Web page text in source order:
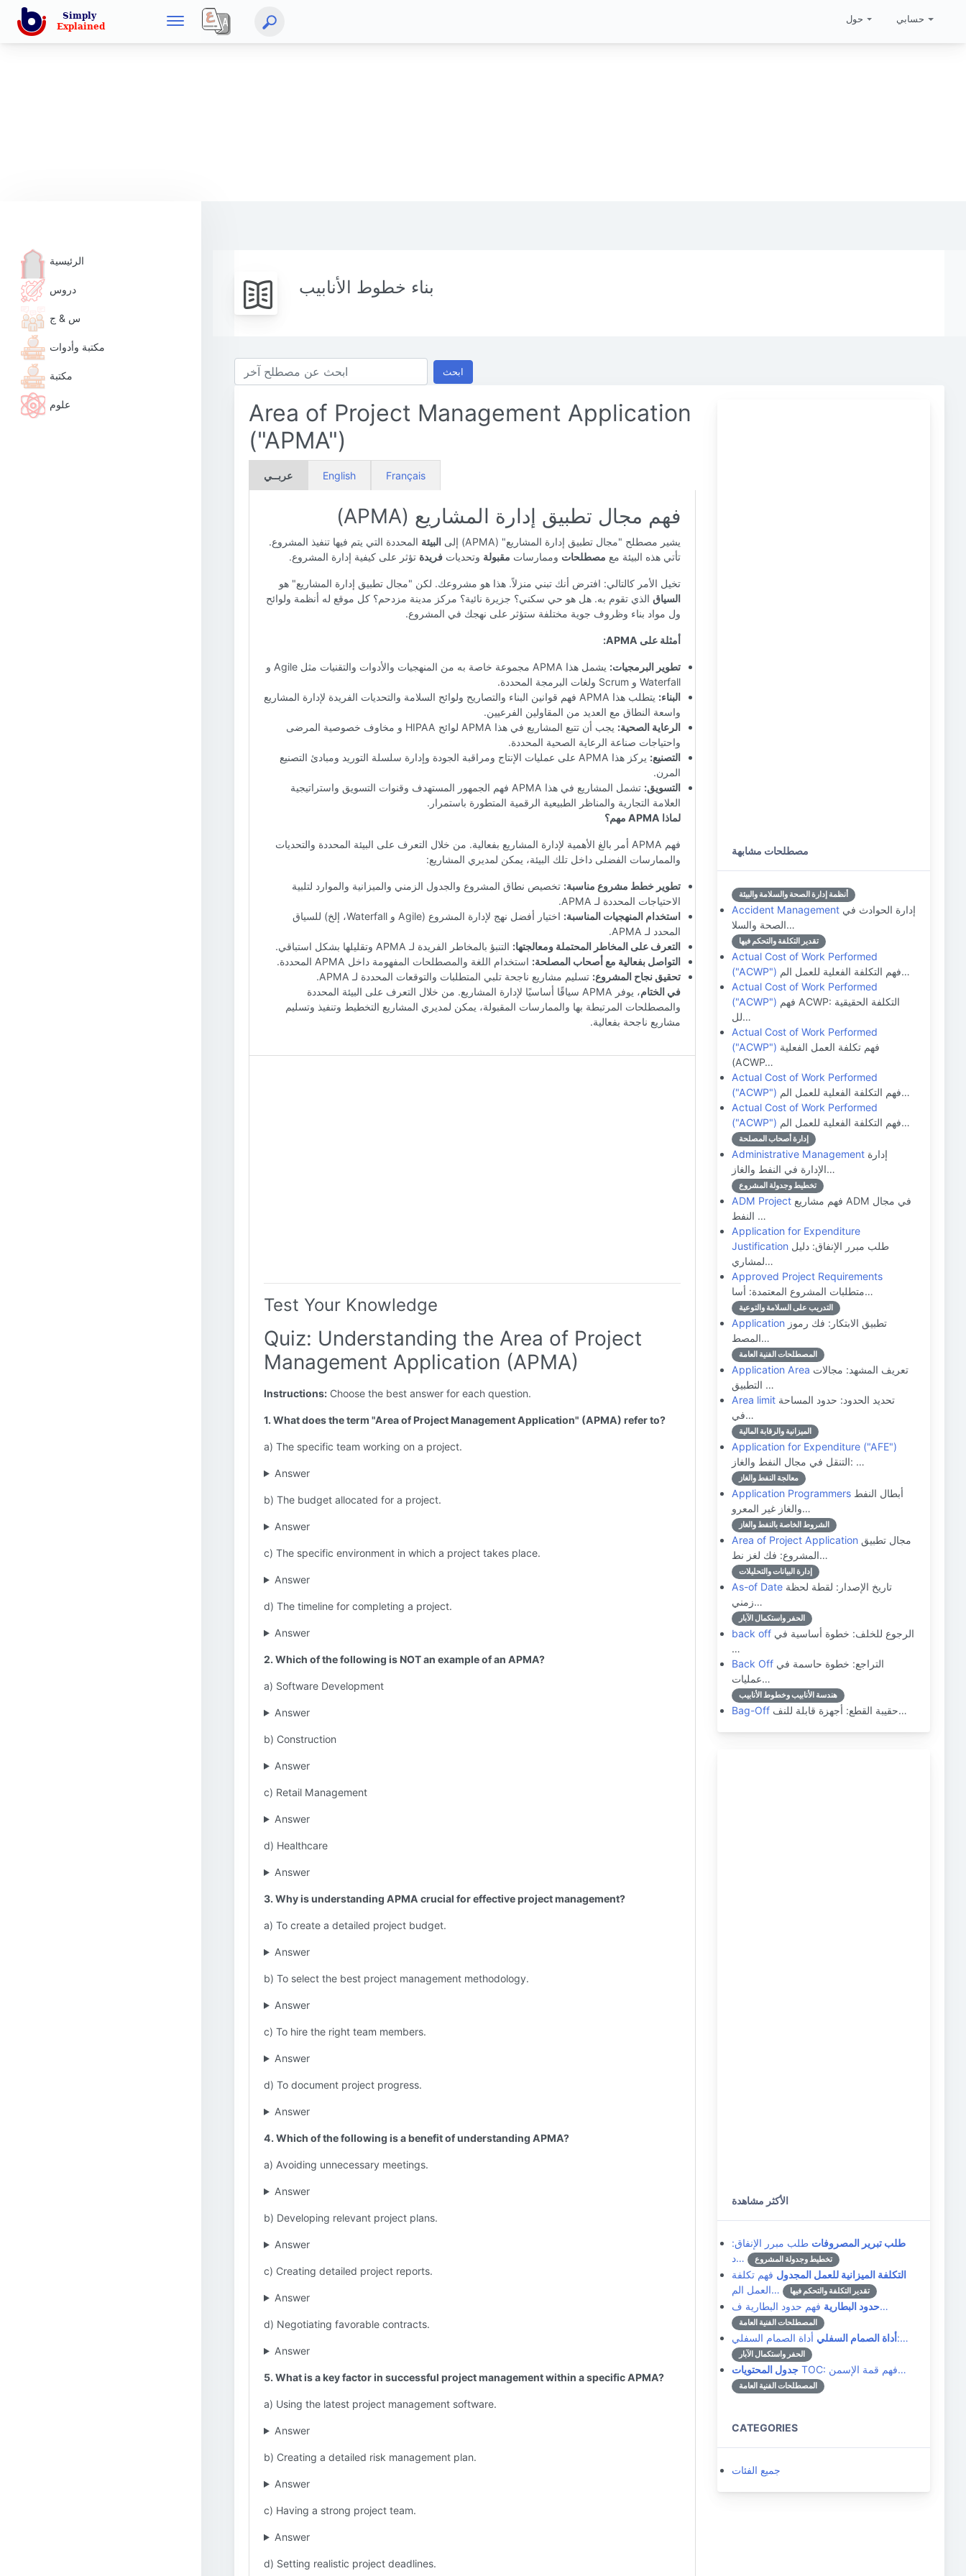
حول حسابي
الرئيسية
دروس
س & ج
مكتبة وأدوات
مكتبة
علوم
بناء خطوط الأنابيب
ابحث
Area of Project Management Application
("APMA")
عربــي English Français
فهم مجال تطبيق إدارة المشاريع (APMA)
يشير مصطلح "مجال تطبيق إدارة المشاريع" (APMA) إلى البيئة المحددة التي يتم فيها تنفيذ المشروع.
تأتي هذه البيئة مع مصطلحات وممارسات مقبولة وتحديات فريدة تؤثر على كيفية إدارة المشروع.
تخيل الأمر كالتالي: افترض أنك تبني منزلاً. هذا هو مشروعك. لكن "مجال تطبيق إدارة المشاريع" هو
السياق الذي تقوم به. هل هو حي سكني؟ جزيرة نائية؟ مركز مدينة مزدحم؟ كل موقع له أنظمة ولوائح
ول مواد بناء وظروف جوية مختلفة ستؤثر على نهجك في المشروع.
أمثلة على APMA:
تطوير البرمجيات:
يشمل هذا APMA مجموعة خاصة به من المنهجيات والأدوات والتقنيات مثل Agile و
Waterfall و Scrum ولغات البرمجة المحددة.
البناء:
يتطلب هذا APMA فهم قوانين البناء والتصاريح ولوائح السلامة والتحديات الفريدة لإدارة المشاريع
واسعة النطاق مع العديد من المقاولين الفرعيين.
الرعاية الصحية:
يجب أن تتبع المشاريع في هذا APMA لوائح HIPAA و مخاوف خصوصية المرضى
واحتياجات صناعة الرعاية الصحية المحددة.
التصنيع:
يركز هذا APMA على عمليات الإنتاج ومراقبة الجودة وإدارة سلسلة التوريد ومبادئ التصنيع
المرن.
التسويق:
تشمل المشاريع في هذا APMA فهم الجمهور المستهدف وقنوات التسويق واستراتيجية
العلامة التجارية والمناظر الطبيعية الرقمية المتطورة باستمرار.
لماذا APMA مهم؟
فهم APMA أمر بالغ الأهمية لإدارة المشاريع بفعالية. من خلال التعرف على البيئة المحددة والتحديات
والممارسات الفضلى داخل تلك البيئة، يمكن لمديري المشاريع:
تطوير خطط مشروع مناسبة: تخصيص نطاق المشروع والجدول الزمني والميزانية والموارد لتلبية
الاحتياجات المحددة لـ APMA.
استخدام المنهجيات المناسبة:
اختيار أفضل نهج لإدارة المشروع (Agile و Waterfall، إلخ) للسياق
المحدد لـ APMA.
التعرف على المخاطر المحتملة ومعالجتها: التنبؤ بالمخاطر الفريدة لـ APMA وتقليلها بشكل استباقي.
التواصل بفعالية مع أصحاب المصلحة: استخدام اللغة والمصطلحات المفهومة داخل APMA المحددة.
تحقيق نجاح المشروع: تسليم مشاريع ناجحة تلبي المتطلبات والتوقعات المحددة لـ APMA.
في الختام
، يوفر APMA سياقًا أساسيًا لإدارة المشاريع. من خلال التعرف على البيئة المحددة
والمصطلحات المرتبطة بها والممارسات المقبولة، يمكن لمديري المشاريع التخطيط وتنفيذ وتسليم
مشاريع ناجحة بفعالية.
Test Your Knowledge
Quiz: Understanding the Area of Project
Management Application (APMA)
Instructions: Choose the best answer for each question.
1. What does the term "Area of Project Management Application" (APMA) refer to?
a) The specific team working on a project.
Answer
b) The budget allocated for a project.
Answer
c) The specific environment in which a project takes place.
Answer
d) The timeline for completing a project.
Answer
2. Which of the following is NOT an example of an APMA?
a) Software Development
Answer
b) Construction
Answer
c) Retail Management
Answer
d) Healthcare
Answer
3. Why is understanding APMA crucial for effective project management?
a) To create a detailed project budget.
Answer
b) To select the best project management methodology.
Answer
c) To hire the right team members.
Answer
d) To document project progress.
Answer
4. Which of the following is a benefit of understanding APMA?
a) Avoiding unnecessary meetings.
Answer
b) Developing relevant project plans.
Answer
c) Creating detailed project reports.
Answer
d) Negotiating favorable contracts.
Answer
5. What is a key factor in successful project management within a specific APMA?
a) Using the latest project management software.
Answer
b) Creating a detailed risk management plan.
Answer
c) Having a strong project team.
Answer
d) Setting realistic project deadlines.
مصطلحات مشابهة
أنظمة إدارة الصحة والسلامة والبيئة
Accident Management
الصحة والسلا…
تقدير التكلفة والتحكم فيها
Actual Cost of Work Performed
("ACWP")
فهم التكلفة الفعلية للعمل الم…
Actual Cost of Work Performed
("ACWP")
لل…
Actual Cost of Work Performed
("ACWP")
(ACWP…
Actual Cost of Work Performed
("ACWP")
فهم التكلفة الفعلية للعمل الم…
Actual Cost of Work Performed
("ACWP")
فهم التكلفة الفعلية للعمل الم…
إدارة أصحاب المصلحة
Administrative Management
الإدارة في النفط والغاز…
تخطيط وجدولة المشروع
ADM Project
النفط …
Application for Expenditure
Justification
لمشاري…
Approved Project Requirements
متطلبات المشروع المعتمدة: أسا…
التدريب على السلامة والتوعية
Application
المصط…
المصطلحات الفنية العامة
Application Area
التطبيق …
Area limit
في…
الميزانية والرقابة المالية
Application for Expenditure ("AFE")
التنقل في مجال النفط والغاز: …
معالجة النفط والغاز
Application Programmers
والغاز غير المعرو…
الشروط الخاصة بالنفط والغاز
Area of Project Application
المشروع: فك لغز نط…
إدارة البيانات والتحليلات
As-of Date
زمني…
الحفر واستكمال الآبار
back off
…
Back Off
عمليات…
هندسة الأنابيب وخطوط الأنابيب
Bag-Off حقيبة القطع: أجهزة قابلة للنف…
الأكثر مشاهدة
طلب تبرير المصروفات طلب مبرر الإنفاق:
د…
تخطيط وجدولة المشروع
التكلفة الميزانية للعمل المجدول فهم تكلفة
العمل الم…
تقدير التكلفة والتحكم فيها
حدود البطاريةفهم حدود البطارية ف…
المصطلحات الفنية العامة
أداة الصمام السفليأداة الصمام السفلي:…
الحفر واستكمال الآبار
جدول المحتويات TOC: فهم قمة الإسمن…
المصطلحات الفنية العامة
CATEGORIES
جميع الفئات